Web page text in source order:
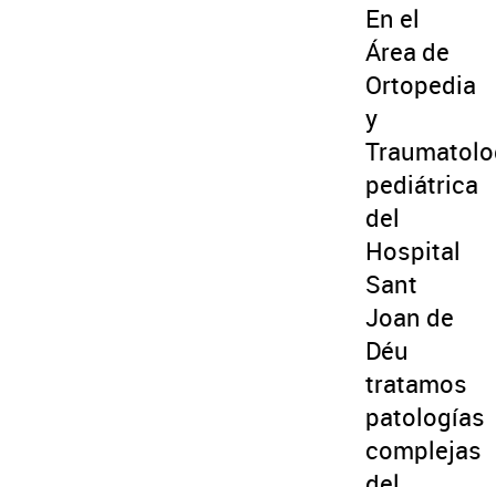
En el
Área de
Ortopedia
y
pediátrica
del
Hospital
Sant
Joan de
Déu
tratamos
patologías
complejas